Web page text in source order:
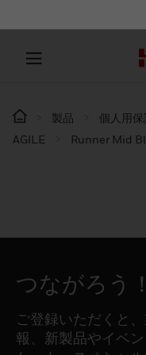
製品 個人用保
AGILE
Runner Mid
つながろう！
ご登録いただくと
報、新製品やイベ